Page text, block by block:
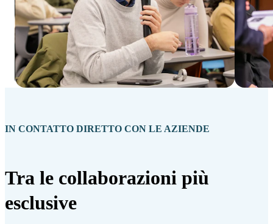
IN CONTATTO DIRETTO CON LE AZIENDE
Tra le collaborazioni più
esclusive